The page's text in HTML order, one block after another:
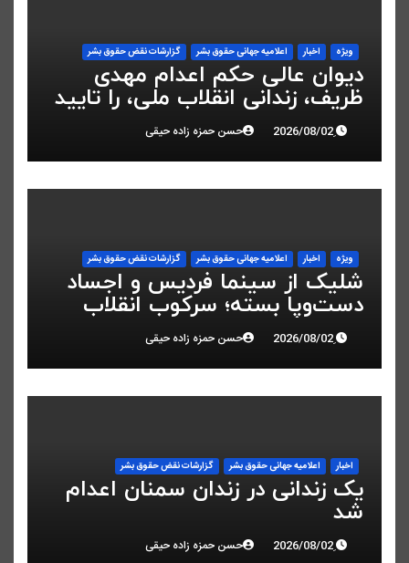
ویژه اخبار اعلاميه جهانی حقوق بشر گزارشات نقض حقوق بشر
دیوان عالی حکم اعدام مهدی
ظریف، زندانی انقلاب ملی، را تایید
کرد حسن حمزه زاده حیقی
ویژه اخبار اعلاميه جهانی حقوق بشر گزارشات نقض حقوق بشر
شلیک از سینما فردیس و اجساد
دست‌وپا بسته؛ سرکوب انقلاب
ملی در البرز حسن حمزه زاده حیقی
اخبار اعلاميه جهانی حقوق بشر گزارشات نقض حقوق بشر
یک زندانی در زندان سمنان اعدام
شد
حسن حمزه زاده حیقی